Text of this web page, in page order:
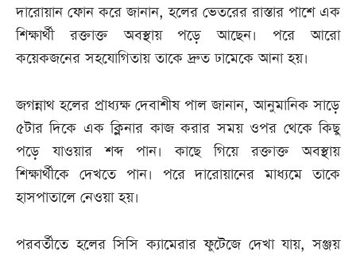
দারোয়ান ফোন করে জানান, হলের ভেতরের রাস্তার পাশে এক
শিক্ষার্থী রক্তাক্ত অবস্থায় পড়ে আছেন। পরে আরো
কয়েকজনের সহযোগিতায় তাকে দ্রুত ঢামেকে আনা হয়।
জগন্নাথ হলের প্রাধ্যক্ষ দেবাশীষ পাল জানান, আনুমানিক সাড়ে
৫টার দিকে এক ক্লিনার কাজ করার সময় ওপর থেকে কিছু
পড়ে যাওয়ার শব্দ পান। কাছে গিয়ে রক্তাক্ত অবস্থায়
শিক্ষার্থীকে দেখতে পান। পরে দারোয়ানের মাধ্যমে তাকে
হাসপাতালে নেওয়া হয়।
পরবর্তীতে হলের সিসি ক্যামেরার ফুটেজে দেখা যায়, সঞ্জয়